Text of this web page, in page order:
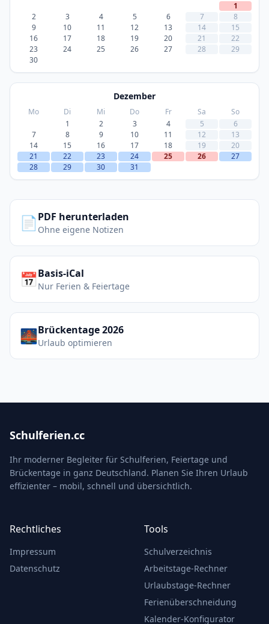
1
2
3 4 5 6 7
8
9
10 11 12 13 14
15
16
17 18 19 20 21
22
23
24 25 26 27 28
29
30
Dezember
Mo Di Mi Do Fr Sa
So
1
2 3 4 5
6
7
8 9 10 11 12
13
14
15 16 17 18 19
20
21
22 23 24 25 26
27
28
29 30 31
📄PDF herunterladen
Ohne eigene Notizen
📅Basis-iCal
Nur Ferien & Feiertage
🌉Brückentage 2026
Urlaub optimieren
Schulferien.cc
Ihr moderner Begleiter für Schulferien, Feiertage und
Brückentage in ganz Deutschland. Planen Sie Ihren Urlaub
effizienter – mobil, schnell und übersichtlich.
Rechtliches
Impressum
Datenschutz
Tools
Schulverzeichnis
Arbeitstage-Rechner
Urlaubstage-Rechner
Ferienüberschneidung
Kalender-Konfigurator